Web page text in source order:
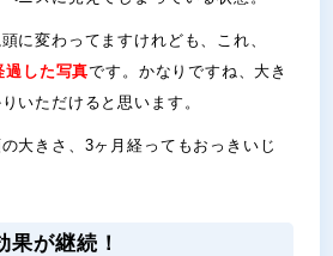
に変わってますけれども、これ、
過した写真です。かなりですね、大き
いただけると思います。
の大きさ、3ヶ月経ってもおっきいじ
果が継続！